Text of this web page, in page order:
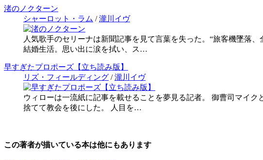
渚のノクターン
シャーロット・ラム /瀧川イヴ
人気歌手のセリーナは新聞記事を見て言葉を失った。“旅客機墜落
結婚生活。思い出に涙を拭い、ス…
早すぎたプロポーズ【立ち読み版】
リズ・フィールディング /瀧川イヴ
ウィローは一流紙に記事を載せることを夢見る記者。 御曹司マイ
捨てて教会を後にした。 人目を…
この著者が描いている本は他にもあります